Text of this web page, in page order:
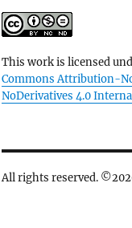
This work is licensed
Commons Attribution-
NoDerivatives 4.0
All rights reserved.